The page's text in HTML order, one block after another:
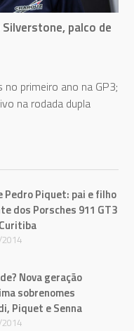
palco de
primeiro ano na GP3;
na rodada dupla
Pedro Piquet: pai e filho
dos Porsches 911 GT3
Nova geração
sobrenomes
Piquet e Senna